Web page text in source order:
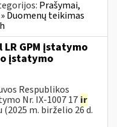
Prašymai,
Duomenų teikimas
GPM įstatymo
įstatymo
Respublikos
Nr. IX-1007 17 ir
m. birželio 26 d.